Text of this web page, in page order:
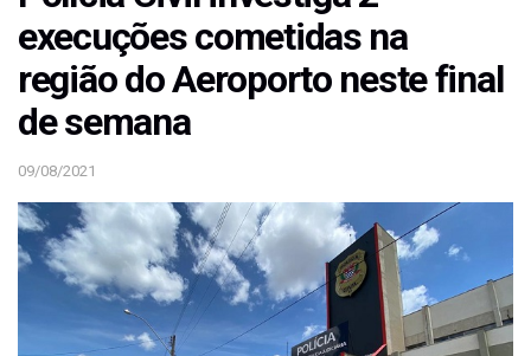
execuções cometidas na
região do Aeroporto neste final
de semana
09/08/2021